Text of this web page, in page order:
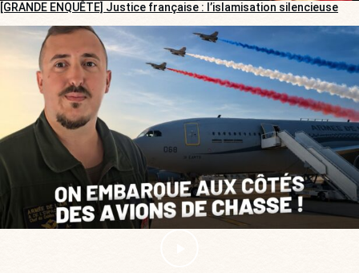
[GRANDE ENQUÊTE] Justice française : l’islamisation silencieuse